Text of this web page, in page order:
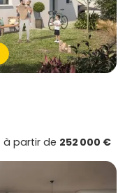
à partir de 252 000 €